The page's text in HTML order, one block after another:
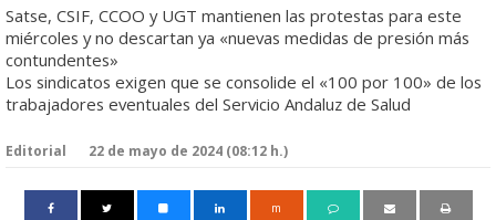
Satse, CSIF, CCOO y UGT mantienen las protestas para este
miércoles y no descartan ya «nuevas medidas de presión más
contundentes»
Los sindicatos exigen que se consolide el «100 por 100» de los
trabajadores eventuales del Servicio Andaluz de Salud
Editorial 22 de mayo de 2024 (08:12 h.)
m